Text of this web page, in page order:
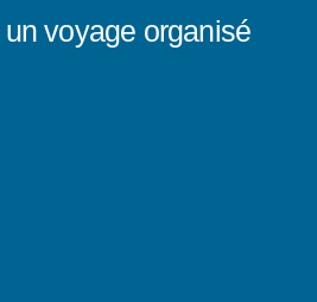
voyage organisé